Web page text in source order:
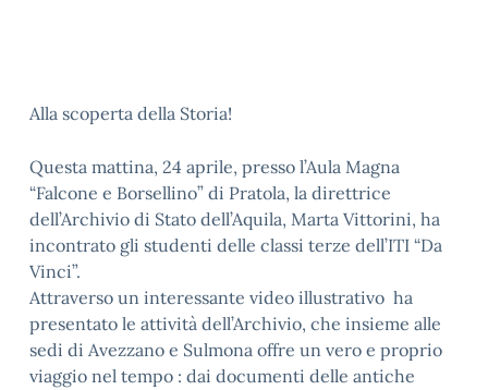
Alla scoperta della Storia!
Questa mattina, 24 aprile, presso l’Aula Magna
“Falcone e Borsellino” di Pratola, la direttrice
dell’Archivio di Stato dell’Aquila, Marta Vittorini, ha
incontrato gli studenti delle classi terze dell’ITI “Da
Vinci”.
Attraverso un interessante video illustrativo ha
presentato le attività dell’Archivio, che insieme alle
sedi di Avezzano e Sulmona offre un vero e proprio
viaggio nel tempo : dai documenti delle antiche